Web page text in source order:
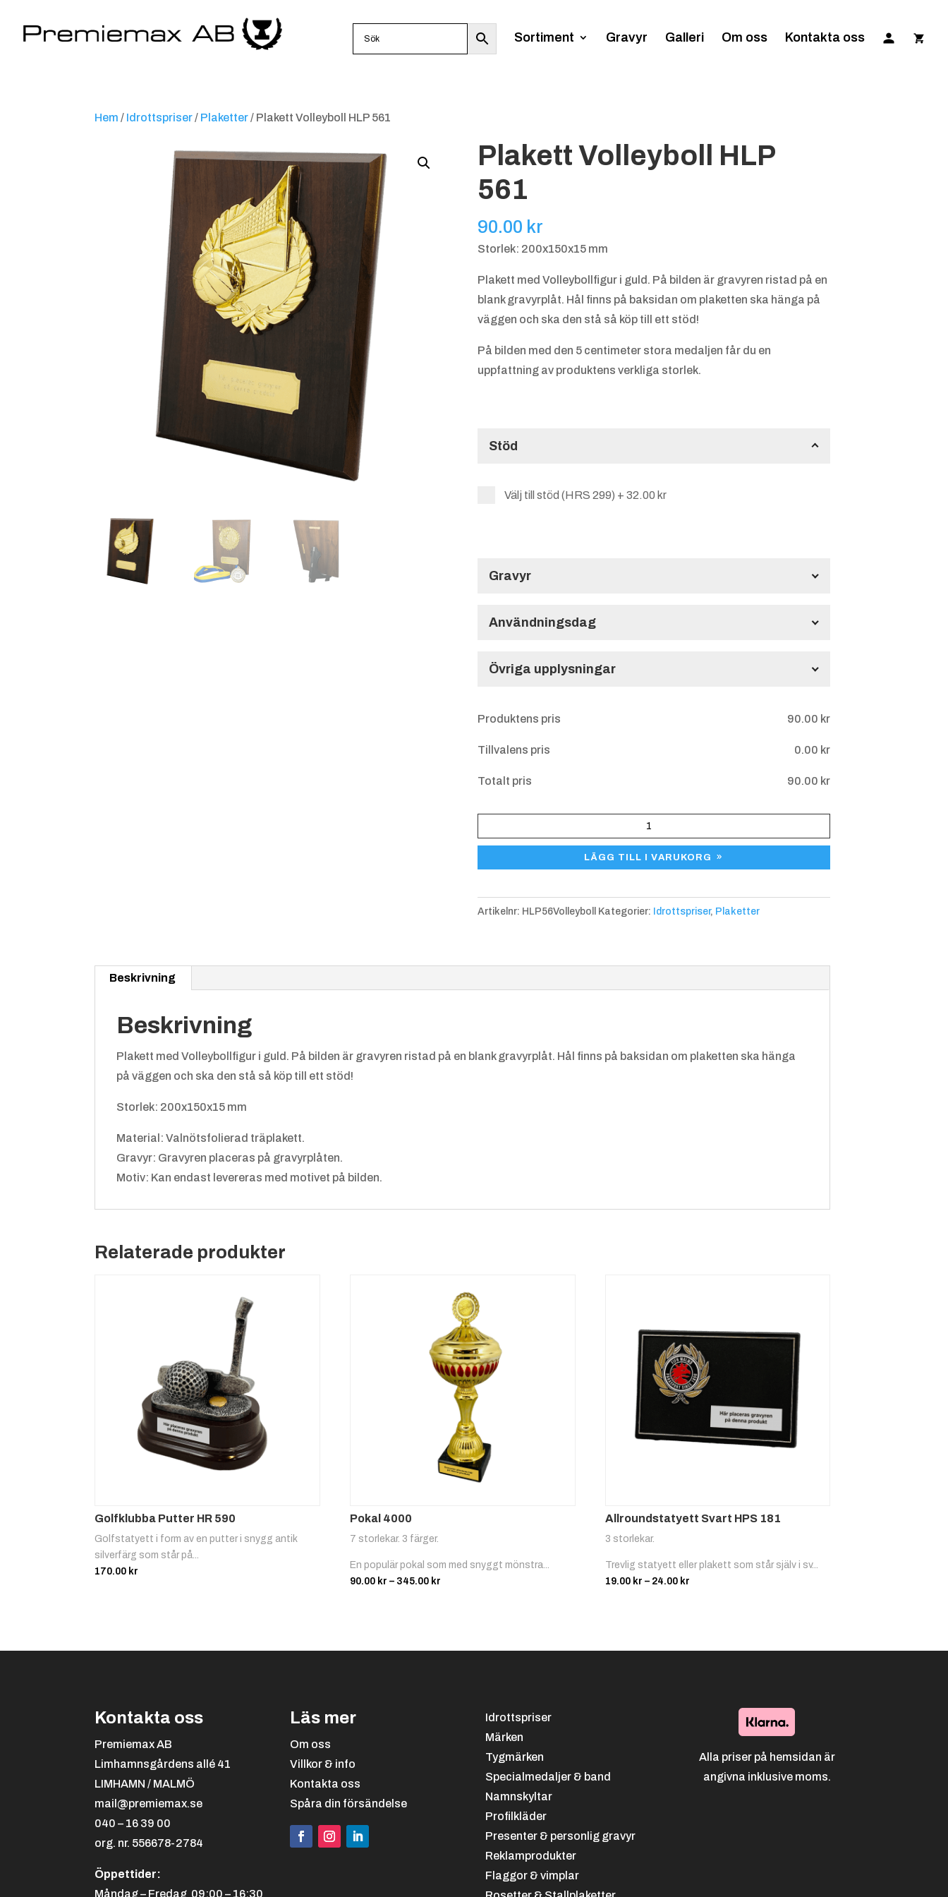
Sortiment Gravyr Galleri Om oss Kontakta oss
Hem / Idrottspriser/ Plaketter/ Plakett Volleyboll HLP 561
Plakett Volleyboll HLP
561
90.00 kr
Storlek: 200x150x15 mm
Plakett med Volleybollfigur i guld. På bilden är gravyren ristad på en
blank gravyrplåt. Hål finns på baksidan om plaketten ska hänga på
väggen och ska den stå så köp till ett stöd!
På bilden med den 5 centimeter stora medaljen får du en
uppfattning av produktens verkliga storlek.
Stöd
Välj till stöd (HRS 299) + 32.00 kr
Gravyr
Ristad gravyr -
Ristad gravyr -
Blank
Lasergravyr
Användningsdag
Övriga upplysningar
Produktens pris 90.00 kr
Tillvalens pris 0.00 kr
Totalt pris 90.00 kr
Volleyboll
mängd
LÄGG TILL I VARUKORG
Artikelnr: HLP56Volleyboll Kategorier: Idrottspriser, Plaketter
Beskrivning
Beskrivning
Plakett med Volleybollfigur i guld. På bilden är gravyren ristad på en blank gravyrplåt. Hål finns på baksidan om plaketten ska hänga
på väggen och ska den stå så köp till ett stöd!
Storlek: 200x150x15 mm
Material: Valnötsfolierad träplakett.
Gravyr: Gravyren placeras på gravyrplåten.
Motiv: Kan endast levereras med motivet på bilden.
Relaterade produkter
Golfklubba Putter HR 590
Golfstatyett i form av en putter i snygg antik
silverfärg som står på...
170.00 kr
Pokal 4000
7 storlekar. 3 färger.
En populär pokal som med snyggt mönstra...
90.00 kr – 345.00 kr
Allroundstatyett Svart HPS 181
3 storlekar.
Trevlig statyett eller plakett som står själv i sv...
19.00 kr – 24.00 krPrisintervall:
Kontakta oss
Premiemax AB
Limhamnsgårdens allé 41
LIMHAMN / MALMÖ
mail@premiemax.se
040 – 16 39 00
org. nr. 556678-2784
Öppettider:
Måndag – Fredag 09:00 – 16:30
Läs mer
Om oss
Villkor & info
Kontakta oss
Spåra din försändelse
Idrottspriser
Märken
Tygmärken
Specialmedaljer & band
Namnskyltar
Profilkläder
Presenter & personlig gravyr
Reklamprodukter
Flaggor & vimplar
Alla priser på hemsidan är
angivna inklusive moms.